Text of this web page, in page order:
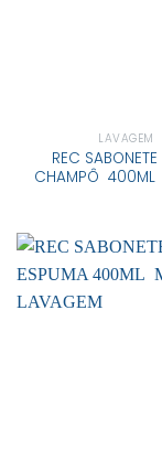
LAVAGEM
REC SABONETE
CHAMPÔ 400ML